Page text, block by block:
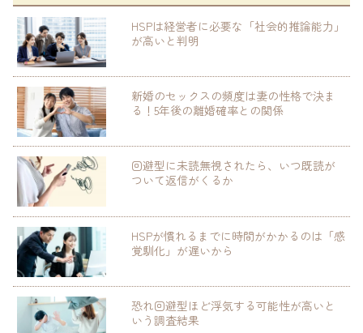
HSPは経営者に必要な「社会的推論能力」
が高いと判明
新婚のセックスの頻度は妻の性格で決ま
る！5年後の離婚確率との関係
回避型に未読無視されたら、いつ既読が
ついて返信がくるか
HSPが慣れるまでに時間がかかるのは「感
覚馴化」が遅いから
恐れ回避型ほど浮気する可能性が高いと
いう調査結果